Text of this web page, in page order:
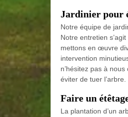
Jardinier pour
Notre équipe de
Notre entretien
mettons en œuvre
intervention
n’hésitez pas à
éviter de tuer l’arbre.
Faire un
La plantation d’un